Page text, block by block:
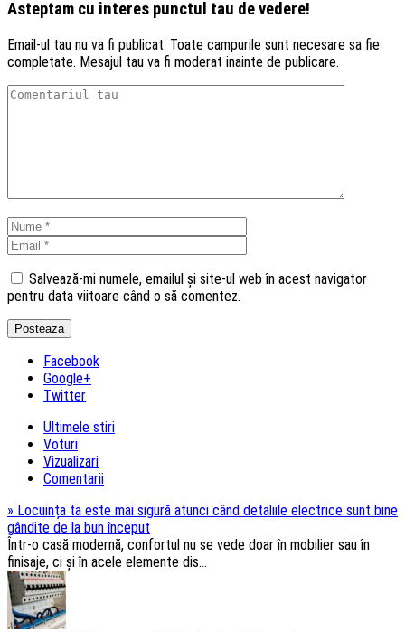
Asteptam cu interes punctul tau de vedere!
Email-ul tau nu va fi publicat. Toate campurile sunt necesare sa fie
completate. Mesajul tau va fi moderat inainte de publicare.
Salvează-mi numele, emailul și site-ul web în acest navigator
pentru data viitoare când o să comentez.
Facebook
Google+
Twitter
Ultimele stiri
Voturi
Vizualizari
Comentarii
» Locuința ta este mai sigură atunci când detaliile electrice sunt bine
gândite de la bun început
Într-o casă modernă, confortul nu se vede doar în mobilier sau în
finisaje, ci și în acele elemente dis...